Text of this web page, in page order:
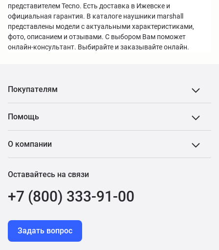
представителем Tecno. Есть доставка в Ижевске и
официальная гарантия. В каталоге наушники marshall
представлены модели с актуальными характеристиками,
фото, описанием и отзывами. С выбором Вам поможет
онлайн-консультант. Выбирайте и заказывайте онлайн.
Покупателям
Помощь
О компании
Оставайтесь на связи
+7 (800) 333-91-00
Задать вопрос